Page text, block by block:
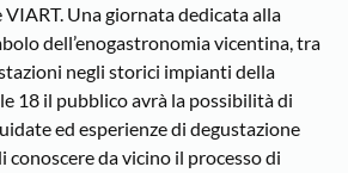
Una giornata dedicata alla
dell’enogastronomia vicentina, tra
negli storici impianti della
18 il pubblico avrà la possibilità di
ed esperienze di degustazione
da vicino il processo di